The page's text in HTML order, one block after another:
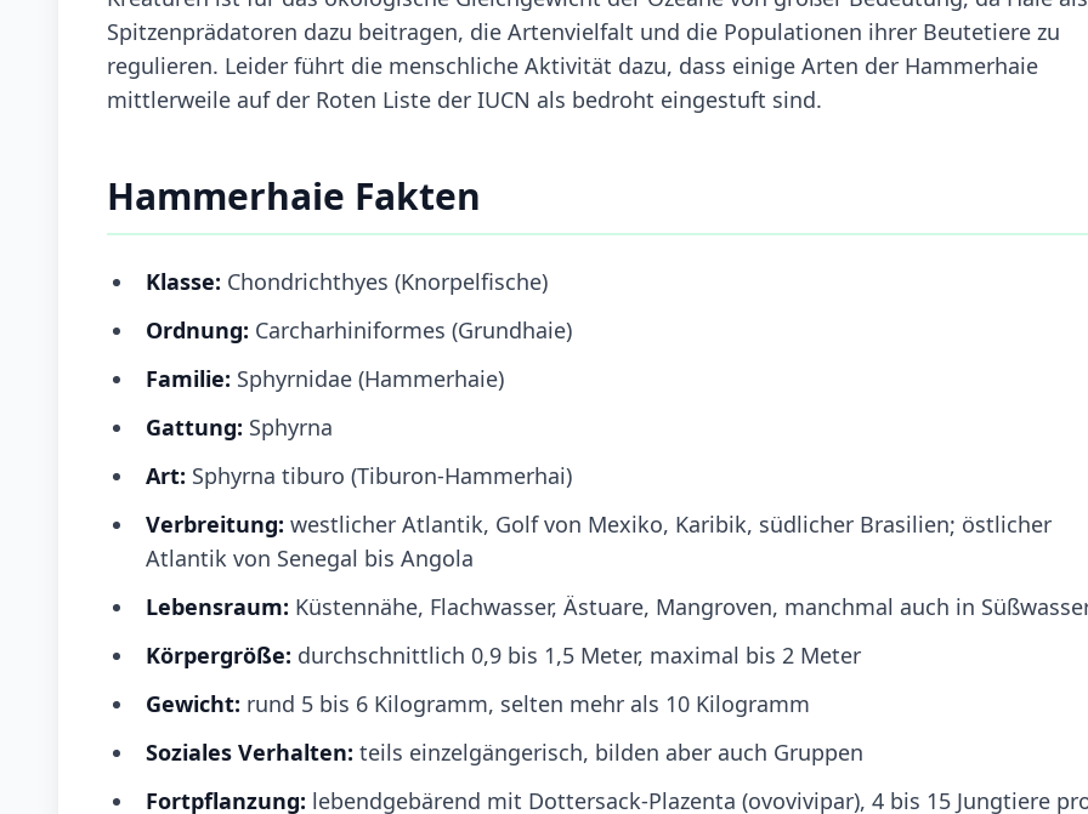
Spitzenprädatoren dazu beitragen, die Artenvielfalt und die Populationen ihrer Beutetiere zu
regulieren. Leider führt die menschliche Aktivität dazu, dass einige Arten der Hammerhaie
mittlerweile auf der Roten Liste der IUCN als bedroht eingestuft sind.
Hammerhaie Fakten
Klasse: Chondrichthyes (Knorpelfische)
Ordnung: Carcharhiniformes (Grundhaie)
Familie: Sphyrnidae (Hammerhaie)
Gattung: Sphyrna
Art: Sphyrna tiburo (Tiburon-Hammerhai)
Verbreitung: westlicher Atlantik, Golf von Mexiko, Karibik, südlicher Brasilien; östlicher
Atlantik von Senegal bis Angola
Lebensraum: Küstennähe, Flachwasser, Ästuare, Mangroven, manchmal auch in
Körpergröße: durchschnittlich 0,9 bis 1,5 Meter, maximal bis 2 Meter
Gewicht: rund 5 bis 6 Kilogramm, selten mehr als 10 Kilogramm
Soziales Verhalten: teils einzelgängerisch, bilden aber auch Gruppen
Fortpflanzung: lebendgebärend mit Dottersack-Plazenta (ovovivipar), 4 bis 15 Jungtiere